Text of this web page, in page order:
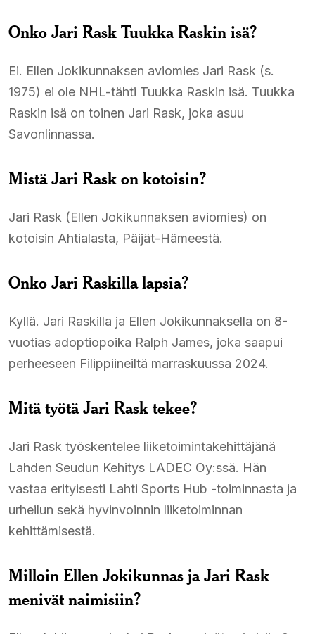
Onko Jari Rask Tuukka Raskin isä?
Ei. Ellen Jokikunnaksen aviomies Jari Rask (s.
1975) ei ole NHL-tähti Tuukka Raskin isä. Tuukka
Raskin isä on toinen Jari Rask, joka asuu
Savonlinnassa.​
Mistä Jari Rask on kotoisin?
Jari Rask (Ellen Jokikunnaksen aviomies) on
kotoisin Ahtialasta, Päijät-Hämeestä.​
Onko Jari Raskilla lapsia?
Kyllä. Jari Raskilla ja Ellen Jokikunnaksella on 8-
vuotias adoptiopoika Ralph James, joka saapui
perheeseen Filippiineiltä marraskuussa 2024.​
Mitä työtä Jari Rask tekee?
Jari Rask työskentelee liiketoimintakehittäjänä
Lahden Seudun Kehitys LADEC Oy:ssä. Hän
vastaa erityisesti Lahti Sports Hub -toiminnasta ja
urheilun sekä hyvinvoinnin liiketoiminnan
kehittämisestä.​
Milloin Ellen Jokikunnas ja Jari Rask
menivät naimisiin?